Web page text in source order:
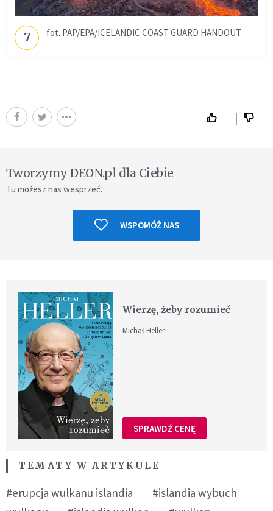
7 fot. PAP/EPA/ICELANDIC COAST GUARD HANDOUT
Tworzymy DEON.pl dla Ciebie
Tu możesz nas wesprzeć.
WSPOMÓŻ NAS
Wierzę, żeby rozumieć
Michał Heller
SPRAWDŹ CENĘ
TEMATY W ARTYKULE
#erupcja wulkanu islandia
#islandia wybuch